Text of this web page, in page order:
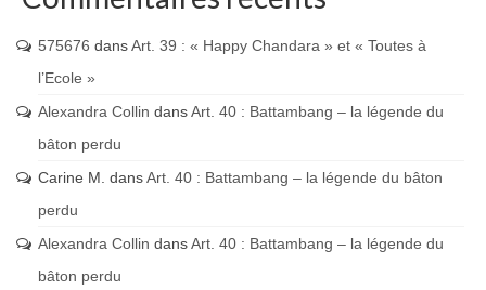
575676 dansArt. 39 : « Happy Chandara » et « Toutes à
l’Ecole »
Alexandra Collin dansArt. 40 : Battambang – la légende du
bâton perdu
Carine M. dansArt. 40 : Battambang – la légende du bâton
perdu
Alexandra Collin dansArt. 40 : Battambang – la légende du
bâton perdu